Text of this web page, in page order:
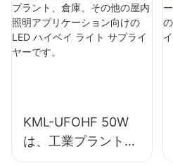
ン向けの LED ハイ
ベイ ライト サプラ
イヤーです。
KML-UFOHF 50W
は、工業プラント、
倉庫、その他の屋内